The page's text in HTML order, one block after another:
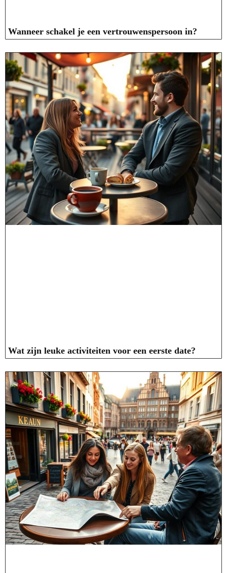
Wanneer schakel je een vertrouwenspersoon in?
Wat zijn leuke activiteiten voor een eerste date?